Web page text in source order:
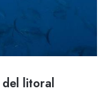
del litoral